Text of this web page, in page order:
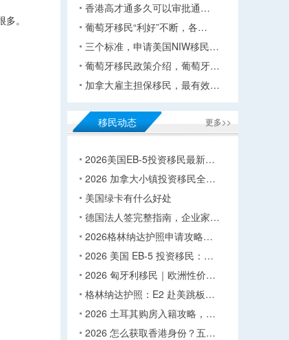
。
香港高才通多久可以审批通…
葡萄牙移民“利好”不断，各…
三个标准，申请美国NIW移民…
葡萄牙移民政策介绍，葡萄牙…
加拿大雇主担保移民，最有效…
更多>>
移民动态
2026美国EB-5投资移民最新…
2026 加拿大小镇投资移民全…
美国绿卡有什么好处
德国法人签完整指南，企业家…
2026格林纳达护照申请攻略…
2026 美国 EB-5 投资移民：…
2026 匈牙利移民｜欧洲性价…
格林纳达护照：E2 赴美跳板…
2026 土耳其购房入籍攻略，…
2026 怎么获取香港身份？五…